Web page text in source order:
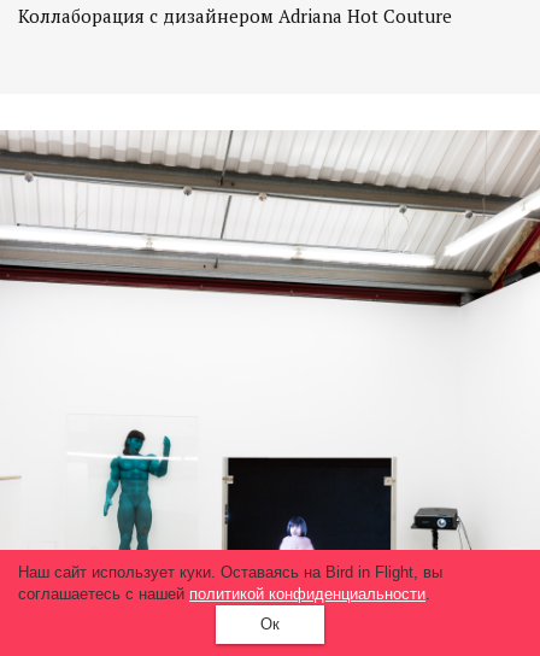
Коллаборация с дизайнером Adriana Hot Couture
Наш сайт использует куки. Оставаясь на Bird in Flight, вы
соглашаетесь с нашей политикой конфиденциальности.
Ок